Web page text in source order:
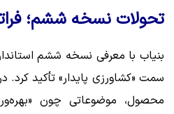
تحولات نسخه ششم؛
بنیاب با معرفی نسخه ششم
سمت «کشاورزی پایدار» تأکید کرد.
محصول، موضوعاتی چون